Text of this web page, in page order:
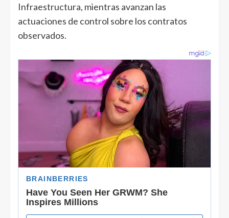
Infraestructura, mientras avanzan las
actuaciones de control sobre los contratos
observados.